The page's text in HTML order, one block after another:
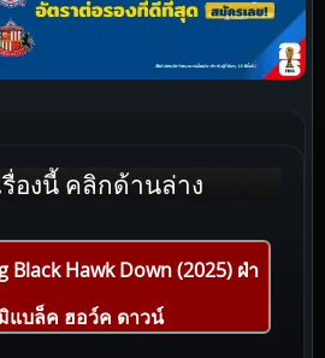
องนี้ คลิกด้านล่าง
Black Hawk Down (2025) ฝ่า
แบล็ค ฮอว์ค ดาวน์